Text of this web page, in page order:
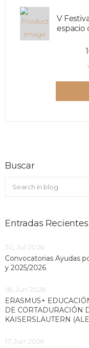
V
espacio
Buscar
Buscar en el blog
Entradas Recientes
30, Jul 2026
Convocatorias Ayudas
y 2025/2026
18, Jun 2026
ERASMUS+
DE CORTADURACIÓN
KAISERSLAUTERN
17, Jun 2026